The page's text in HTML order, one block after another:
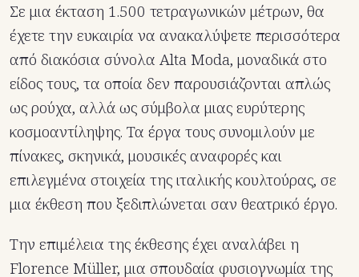
Σε μια έκταση 1.500 τετραγωνικών μέτρων, θα
έχετε την ευκαιρία να ανακαλύψετε περισσότερα
από διακόσια σύνολα Alta Moda, μοναδικά στο
είδος τους, τα οποία δεν παρουσιάζονται απλώς
ως ρούχα, αλλά ως σύμβολα μιας ευρύτερης
κοσμοαντίληψης. Τα έργα τους συνομιλούν με
πίνακες, σκηνικά, μουσικές αναφορές και
επιλεγμένα στοιχεία της ιταλικής κουλτούρας, σε
μια έκθεση που ξεδιπλώνεται σαν θεατρικό έργο.
Την επιμέλεια της έκθεσης έχει αναλάβει η
Florence Müller, μια σπουδαία φυσιογνωμία της